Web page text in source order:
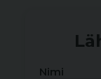
Nimi